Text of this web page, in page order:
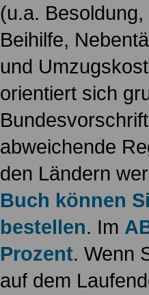
(u.a.
Beihilfe,
und
orientiert sich
abweichende
den Ländern
Buch können
bestellen. Im
Prozent. Wenn
auf dem